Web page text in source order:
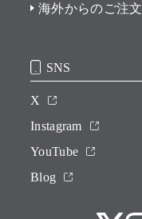
海外からのご注文
SNS
X
Instagram
YouTube
Blog